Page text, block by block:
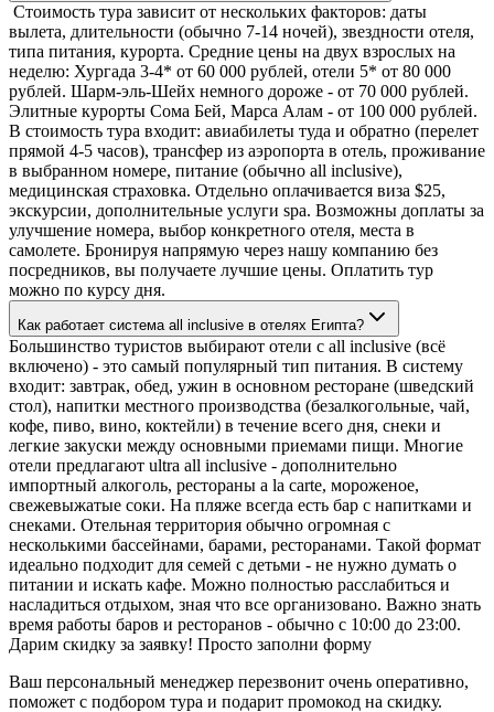
Стоимость тура зависит от нескольких факторов: даты
вылета, длительности (обычно 7-14 ночей), звездности отеля,
типа питания, курорта. Средние цены на двух взрослых на
неделю: Хургада 3-4* от 60 000 рублей, отели 5* от 80 000
рублей. Шарм-эль-Шейх немного дороже - от 70 000 рублей.
Элитные курорты Сома Бей, Марса Алам - от 100 000 рублей.
В стоимость тура входит: авиабилеты туда и обратно (перелет
прямой 4-5 часов), трансфер из аэропорта в отель, проживание
в выбранном номере, питание (обычно all inclusive),
медицинская страховка. Отдельно оплачивается виза $25,
экскурсии, дополнительные услуги spa. Возможны доплаты за
улучшение номера, выбор конкретного отеля, места в
самолете. Бронируя напрямую через нашу компанию без
посредников, вы получаете лучшие цены. Оплатить тур
можно по курсу дня.
Как работает система all inclusive в отелях Египта?
Большинство туристов выбирают отели с all inclusive (всё
включено) - это самый популярный тип питания. В систему
входит: завтрак, обед, ужин в основном ресторане (шведский
стол), напитки местного производства (безалкогольные, чай,
кофе, пиво, вино, коктейли) в течение всего дня, снеки и
легкие закуски между основными приемами пищи. Многие
отели предлагают ultra all inclusive - дополнительно
импортный алкоголь, рестораны a la carte, мороженое,
свежевыжатые соки. На пляже всегда есть бар с напитками и
снеками. Отельная территория обычно огромная с
несколькими бассейнами, барами, ресторанами. Такой формат
идеально подходит для семей с детьми - не нужно думать о
питании и искать кафе. Можно полностью расслабиться и
насладиться отдыхом, зная что все организовано. Важно знать
время работы баров и ресторанов - обычно с 10:00 до 23:00.
Дарим скидку за заявку! Просто заполни форму
Ваш персональный менеджер перезвонит очень оперативно,
поможет с подбором тура и подарит промокод на скидку.